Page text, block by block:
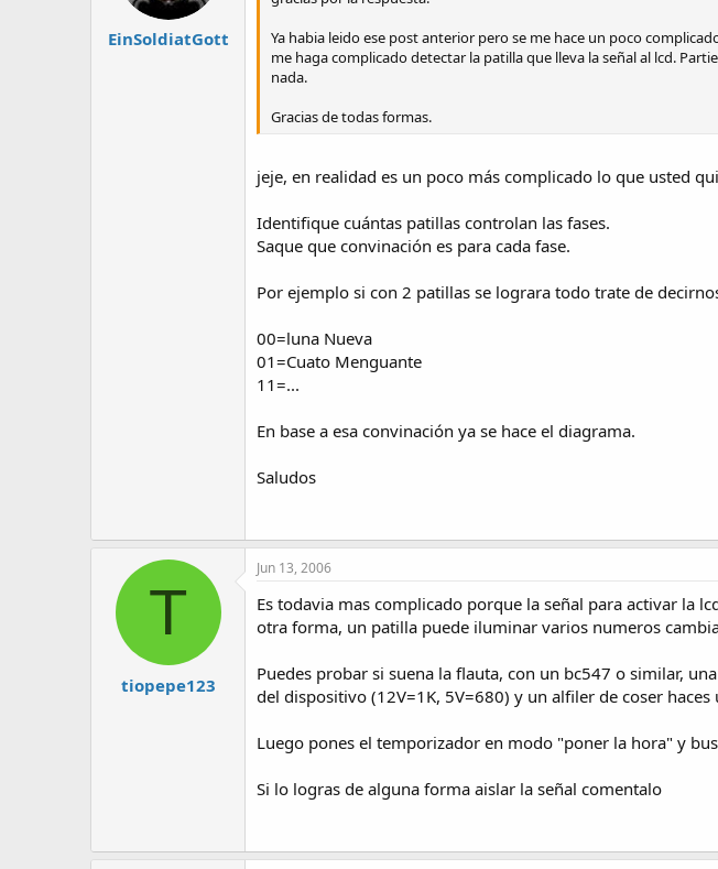
EinSoldiatGott
Ya habia leido ese post anterior pero se me hace un poco
me haga complicado detectar la patilla que lleva la señal al lcd.
nada.
Gracias de todas formas.
jeje, en realidad es un poco más complicado lo que usted
Identifique cuántas patillas controlan las fases.
Saque que convinación es para cada fase.
Por ejemplo si con 2 patillas se lograra todo trate de
00=luna Nueva
01=Cuato Menguante
11=...
En base a esa convinación ya se hace el diagrama.
Saludos
T
tiopepe123
Jun 13, 2006
Es todavia mas complicado porque la señal para activar la
otra forma, un patilla puede iluminar varios numeros
Puedes probar si suena la flauta, con un bc547 o similar,
del dispositivo (12V=1K, 5V=680) y un alfiler de coser
Luego pones el temporizador en modo "poner la hora" y
Si lo logras de alguna forma aislar la señal comentalo